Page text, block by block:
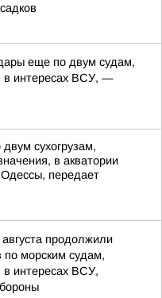
еще по двум судам,
в интересах ВСУ, —
сухогрузам,
в акватории
передает
продолжили
по морским судам,
интересах ВСУ,